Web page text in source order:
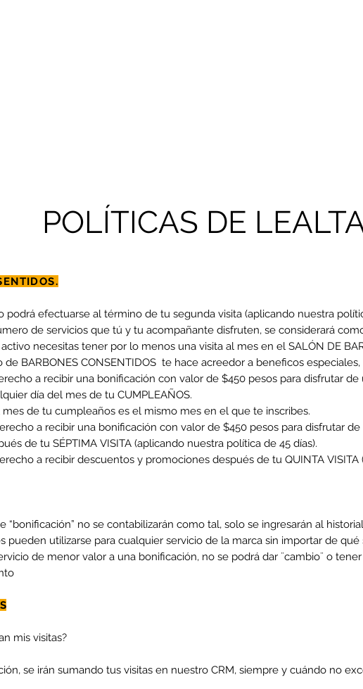
POLÍTICAS DE
podrá efectuarse al término de tu segunda visita (aplicando nuestra
de servicios que tú y tu acompañante disfruten, se considerará
necesitas tener por lo menos una visita al mes en el SALÓN DE
de BARBONES CONSENTIDOS te hace acreedor a beneficos
a recibir una bonificación con valor de $450 pesos para disfrutar
día del mes de tu CUMPLEAÑOS.
mes de tu cumpleaños es el mismo mes en el que te inscribes.
a recibir una bonificación con valor de $450 pesos para disfrutar
de tu SÉPTIMA VISITA (aplicando nuestra política de 45 días).
a recibir descuentos y promociones después de tu QUINTA
“bonificación” no se contabilizarán como tal, solo se ingresarán al
pueden utilizarse para cualquier servicio de la marca sin importar de
de menor valor a una bonificación, no se podrá dar ¨cambio¨ o
mis visitas?
se irán sumando tus visitas en nuestro CRM, siempre y cuándo no